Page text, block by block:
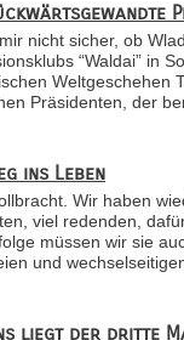
nicht sicher, ob
“Waldai” in
Weltgeschehen
Präsidenten, der
ins Leben
Wir haben
viel redenden,
müssen wir sie
und
liegt der dritte